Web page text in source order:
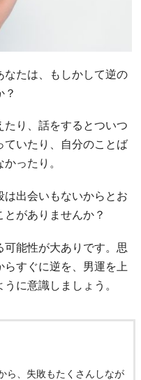
なたは、もしかして逆の
？
たり、話をするとついつ
ていたり、自分のことば
ったり。
は出会いもないからとお
がありませんか？
可能性が大ありです。思
すぐに逆を、男運を上
に意識しましょう。
ら、失敗もたくさんしなが